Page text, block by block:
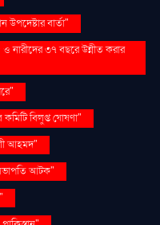
উপদেষ্টার বার্তা"
নারীদের ৩৭ বছরে উন্নীত করার
বিলুপ্ত ঘোষণা"
আহমদ"
আটক"